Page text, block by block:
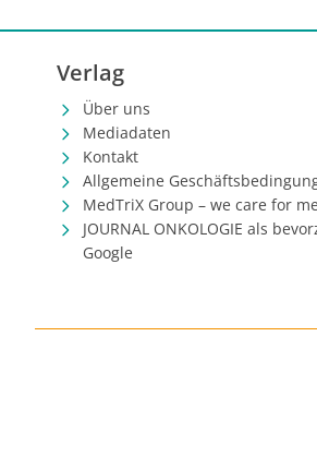
Verlag
Über uns
Mediadaten
Kontakt
Allgemeine
MedTriX Group – we care for
JOURNAL ONKOLOGIE als
Google